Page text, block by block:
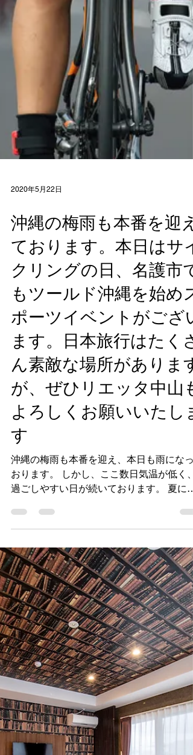
2020年5月22日
沖縄の梅雨も本番を迎え
ております。本日はサイ
クリングの日、名護市で
もツールド沖縄を始めス
ポーツイベントがござい
ます。日本旅行はたくさ
ん素敵な場所があります
が、ぜひリエッタ中山も
よろしくお願いいたしま
す
沖縄の梅雨も本番を迎え、本日も雨になっ
おります。 しかし、ここ数日気温が低く、
過ごしやすい日が続いております。 夏に入
ると海や山を始め沖縄観光にバッチリのシ
ズンに入りますね。 日本旅行はたくさんの
素敵な場所がありますが、 沖縄で皆様にお
会いできるのも楽しみです。...